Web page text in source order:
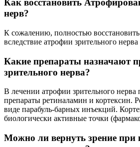
Как восстановить
нерв?
К сожалению, полностью восстановить
вследствие атрофии зрительного
Какие препараты назначают
зрительного нерва?
В лечении атрофии зрительного нерва
препараты ретиналамин и кортексин.
виде парабуль-барных инъекций.
биологически активные точки
Можно ли вернуть зрение при